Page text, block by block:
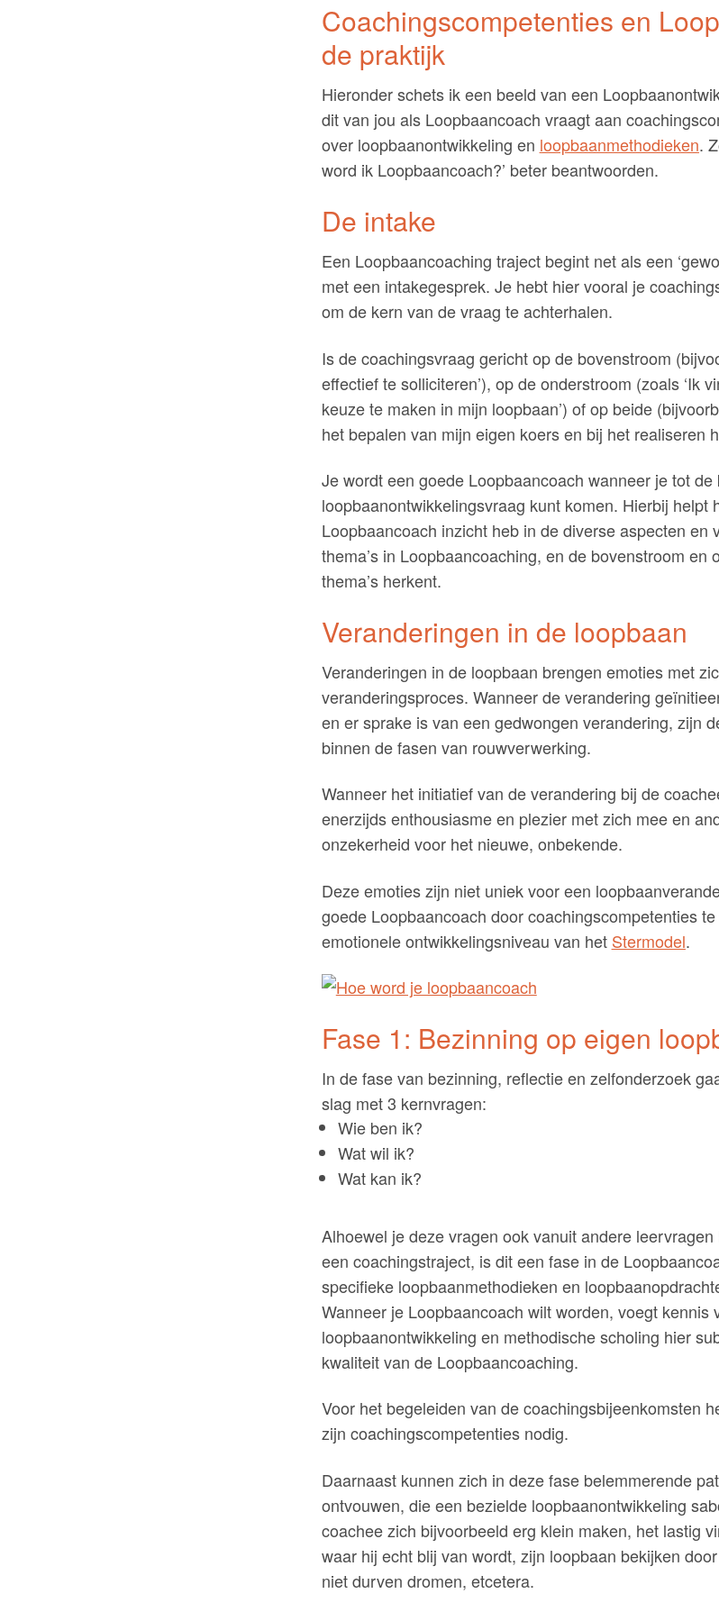
Coachingscompetenties en
de praktijk
Hieronder schets ik een beeld van een
dit van jou als Loopbaancoach vraagt aan
over loopbaanontwikkeling en loopbaanmethodieken.
word ik Loopbaancoach?’ beter beantwoorden.
De intake
Een Loopbaancoaching traject begint net als een
met een intakegesprek. Je hebt hier vooral je
om de kern van de vraag te achterhalen.
Is de coachingsvraag gericht op de bovenstroom
effectief te solliciteren’), op de onderstroom (zoals ‘Ik
keuze te maken in mijn loopbaan’) of op beide
het bepalen van mijn eigen koers en bij het realiseren
Je wordt een goede Loopbaancoach wanneer je tot de
loopbaanontwikkelingsvraag kunt komen. Hierbij helpt
Loopbaancoach inzicht heb in de diverse aspecten en
thema’s in Loopbaancoaching, en de bovenstroom en
thema’s herkent.
Veranderingen in de loopbaan
Veranderingen in de loopbaan brengen emoties met
veranderingsproces. Wanneer de verandering
en er sprake is van een gedwongen verandering, zijn
binnen de fasen van rouwverwerking.
Wanneer het initiatief van de verandering bij de
enerzijds enthousiasme en plezier met zich mee en
onzekerheid voor het nieuwe, onbekende.
Deze emoties zijn niet uniek voor een
goede Loopbaancoach door coachingscompetenties
emotionele ontwikkelingsniveau van het Stermodel.
Fase 1: Bezinning op eigen
In de fase van bezinning, reflectie en zelfonderzoek
slag met 3 kernvragen:
Wie ben ik?
Wat wil ik?
Wat kan ik?
Alhoewel je deze vragen ook vanuit andere
een coachingstraject, is dit een fase in de
specifieke loopbaanmethodieken en
Wanneer je Loopbaancoach wilt worden, voegt kennis
loopbaanontwikkeling en methodische scholing hier
kwaliteit van de Loopbaancoaching.
Voor het begeleiden van de coachingsbijeenkomsten
zijn coachingscompetenties nodig.
Daarnaast kunnen zich in deze fase belemmerende
ontvouwen, die een bezielde loopbaanontwikkeling
coachee zich bijvoorbeeld erg klein maken, het lastig
waar hij echt blij van wordt, zijn loopbaan bekijken
niet durven dromen, etcetera.